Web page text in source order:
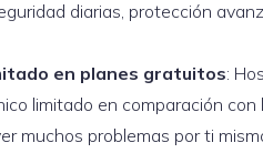
diarias, protección
en planes gratuitos:
limitado en comparación
muchos problemas por ti